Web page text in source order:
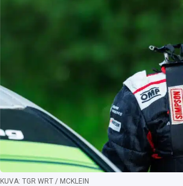
KUVA: TGR WRT / MCKLEIN